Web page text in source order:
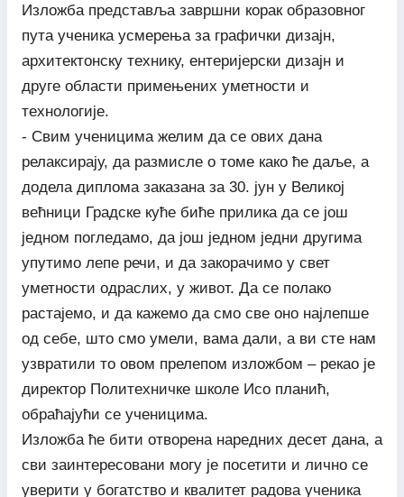
Изложба представља завршни корак образовног
пута ученика усмерења за графички дизајн,
архитектонску технику, ентеријерски дизајн и
друге области примењених уметности и
технологије.
- Свим ученицима желим да се ових дана
релаксирају, да размисле о томе како ће даље, а
додела диплома заказана за 30. јун у Великој
већници Градске куће биће прилика да се још
једном погледамо, да још једном једни другима
упутимо лепе речи, и да закорачимо у свет
уметности одраслих, у живот. Да се полако
растајемо, и да кажемо да смо све оно најлепше
од себе, што смо умели, вама дали, а ви сте нам
узвратили то овом прелепом изложбом – рекао је
директор Политехничке школе Исо планић,
обраћајући се ученицима.
Изложба ће бити отворена наредних десет дана, а
сви заинтересовани могу је посетити и лично се
уверити у богатство и квалитет радова ученика